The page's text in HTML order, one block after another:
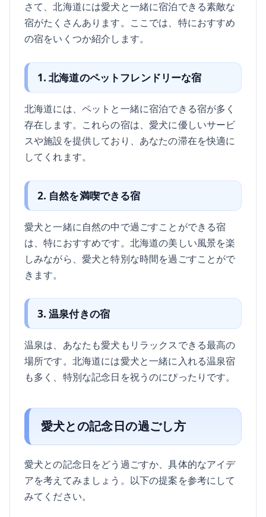
さて、北海道には愛犬と一緒に宿泊できる素敵な
宿がたくさんあります。ここでは、特におすすめ
の宿をいくつか紹介します。
1. 北海道のペットフレンドリーな宿
北海道には、ペットと一緒に宿泊できる宿が多く
存在します。これらの宿は、愛犬に優しいサービ
スや施設を提供しており、あなたの滞在を快適に
してくれます。
2. 自然を満喫できる宿
愛犬と一緒に自然の中で過ごすことができる宿
は、特におすすめです。北海道の美しい風景を楽
しみながら、愛犬と特別な時間を過ごすことがで
きます。
3. 温泉付きの宿
温泉は、あなたも愛犬もリラックスできる最高の
場所です。北海道には愛犬と一緒に入れる温泉宿
も多く、特別な記念日を祝うのにぴったりです。
愛犬との記念日の過ごし方
愛犬との記念日をどう過ごすか、具体的なアイデ
アを考えてみましょう。以下の提案を参考にして
みてください。